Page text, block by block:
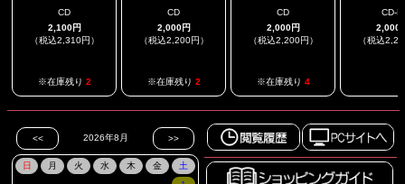
CD
2,100円
（税込2,310円）
※在庫残り 2
CD
2,000円
（税込2,200円）
※在庫残り 2
CD
2,000円
（税込2,200円）
※在庫残り 4
CD-R
2,000
（税込